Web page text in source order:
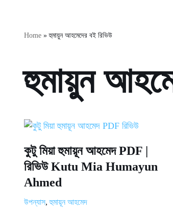
Home »হুমায়ুন আহমেদের বই রিভিউ
হুমায়ুন
কুটু মিয়া হুমায়ূন আহমেদ PDF |
রিভিউ Kutu Mia Humayun
Ahmed
উপন্যাস,হুমায়ূন আহমেদ